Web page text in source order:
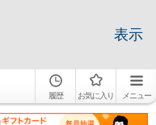
表示
履歴 お気に入り メニュー